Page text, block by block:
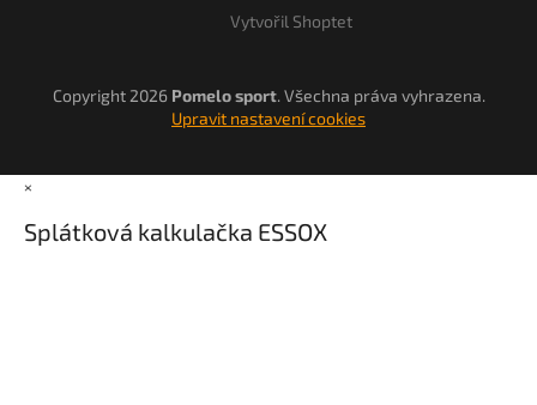
Vytvořil Shoptet
Copyright 2026 Pomelo sport. Všechna práva vyhrazena.
Upravit nastavení cookies
×
Splátková kalkulačka ESSOX